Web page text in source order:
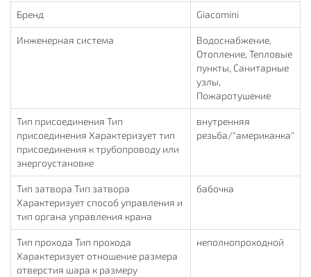
Бренд Giacomini
Инженерная система
Водоснабжение,
Отопление, Тепловые
пункты, Санитарные
узлы,
Пожаротушение
Тип присоединения Тип
присоединения Характеризует тип
присоединения к трубопроводу или
энергоустановке
внутренняя
резьба/"американка"
Тип затвора Тип затвора
Характеризует способ управления и
тип органа управления крана
бабочка
Тип прохода Тип прохода
Характеризует отношение размера
отверстия шара к размеру
неполнопроходной